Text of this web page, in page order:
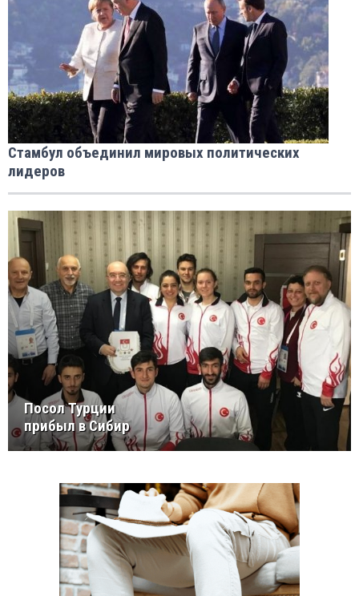
Стамбул объединил мировых политических
лидеров
Посол Турции
прибыл в Сибир